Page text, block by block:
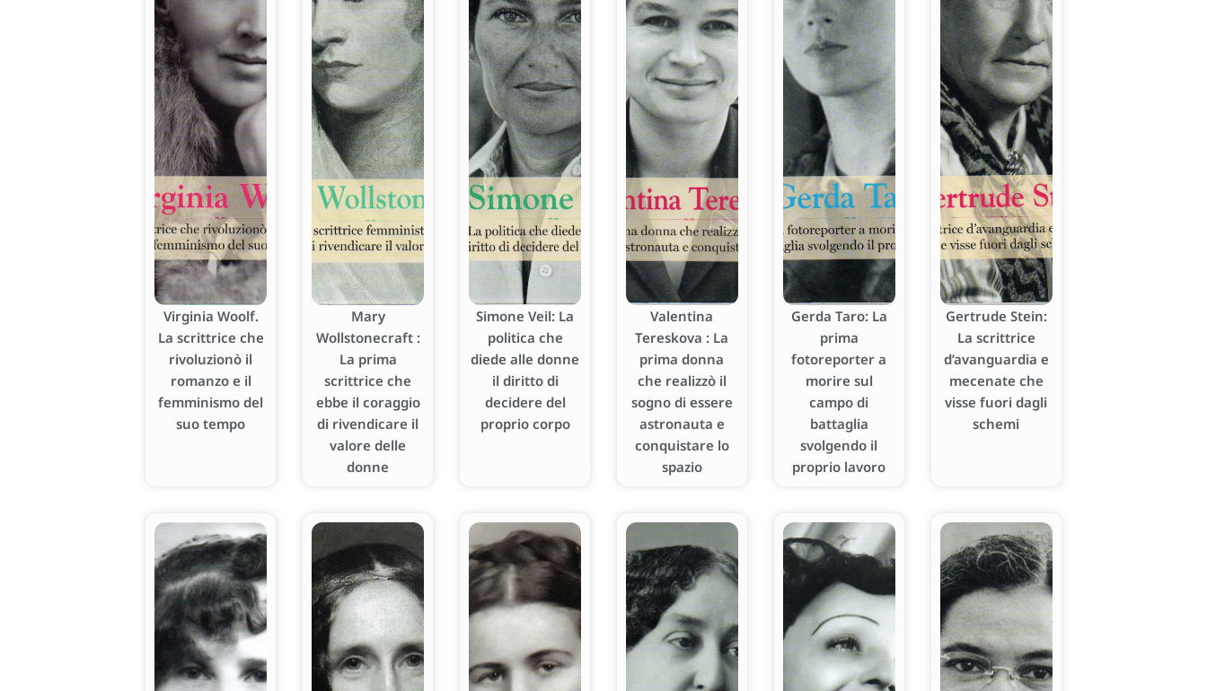
Virginia Woolf.
La scrittrice che
rivoluzionò il
romanzo e il
femminismo del
suo tempo
Mary
Wollstonecraft :
La prima
scrittrice che
ebbe il coraggio
di rivendicare il
valore delle
donne
Simone Veil: La
politica che
diede alle donne
il diritto di
decidere del
proprio corpo
Valentina
Tereskova : La
prima donna
che realizzò il
sogno di essere
astronauta e
conquistare lo
spazio
Gerda Taro: La
prima
fotoreporter a
morire sul
campo di
battaglia
svolgendo il
proprio lavoro
Gertrude Stein:
La scrittrice
d’avanguardia e
mecenate che
visse fuori dagli
schemi